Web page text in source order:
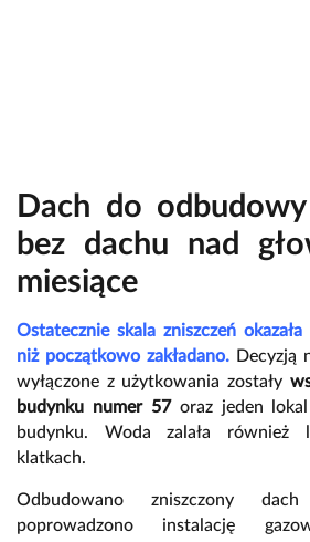
Dach do
bez dachu nad
miesiące
Ostatecznie skala zniszczeń
niż początkowo zakładano. Decyzją
wyłączone z użytkowania zostały
budynku numer 57oraz jeden lokal
budynku. Woda zalała również
klatkach.
Odbudowano zniszczony
poprowadzono instalację